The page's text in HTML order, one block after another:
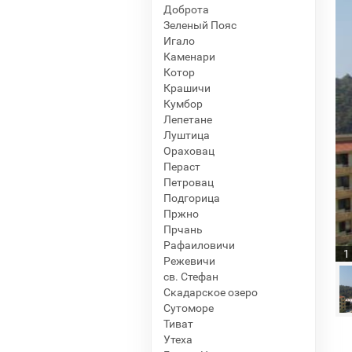
Доброта
Зеленый Пояс
Игало
Каменари
Котор
Крашичи
Кумбор
Лепетане
Луштица
Ораховац
Пераст
Петровац
Подгорица
Пржно
Прчань
Рафаиловичи
Режевичи
св. Стефан
Скадарское озеро
Сутоморе
Тиват
Утеха